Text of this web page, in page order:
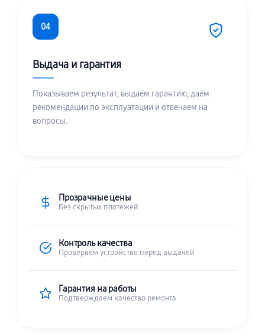
04
Выдача и гарантия
Показываем результат, выдаём гарантию, даём
рекомендации по эксплуатации и отвечаем на
вопросы.
Прозрачные цены
Без скрытых платежей
Контроль качества
Проверяем устройство перед выдачей
Гарантия на работы
Подтверждаем качество ремонта